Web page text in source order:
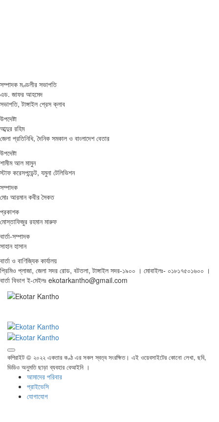
সম্পাদক মণ্ডলীর সভাপতি
এড. জাফর আহমেদ
সভাপতি, টাঙ্গাইল প্রেস ক্লাব
উপদেষ্টা
আব্দুর রহিম
জেলা প্রতিনিধি, দৈনিক সমকাল ও বাংলাদেশ বেতার
উপদেষ্টা
শামীম আল মামুন
স্টাফ করেসপন্ডেন্ট, যমুনা টেলিভিশন
সম্পাদক
মোঃ আরমান কবীর সৈকত
প্রকাশক
মোস্তাফিজুর রহমান মারুফ
বার্তা-সম্পাদক
সাহান হাসান
বার্তা ও বাণিজ্যিক কার্যালয়
প্রিমিও প্লাজা, জেলা সদর রোড, বটতলা, টাঙ্গাইল সদর-১৯০০ । মোবাইলঃ- ০১৮১৭৫০১৬০০ ।
বার্তা বিভাগ ই-মেইলঃ ekotarkantho@gmail.com
কপিরাইট © ২০২২ একতার কণ্ঠ এর সকল স্বত্ব সংরক্ষিত। এই ওয়েবসাইটের কোনো লেখা, ছবি,
ভিডিও অনুমতি ছাড়া ব্যবহার বেআইনি ।
আমাদের পরিবার
প্রাইভেসি
যোগাযোগ